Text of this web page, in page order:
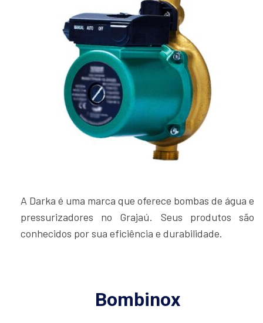
A Darka é uma marca que oferece bombas de água e
pressurizadores no Grajaú. Seus produtos são
conhecidos por sua eficiência e durabilidade.
Bombinox